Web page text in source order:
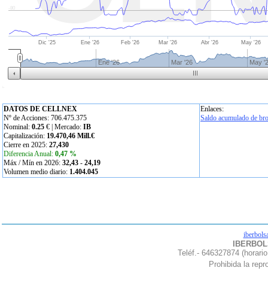
DATOS DE CELLNEX
Nº de Acciones: 706.475.375
Nominal: 0.25 € | Mercado: IB
Capitalización: 19.470,46 Mill.€
Cierre en 2025: 27,430
Diferencia Anual: 0,47 %
Máx / Mín en 2026: 32,43 - 24,19
Volumen medio diario: 1.404.045
Enlaces:
Saldo acumulado de
Teléf.- 646327874
Prohibida la